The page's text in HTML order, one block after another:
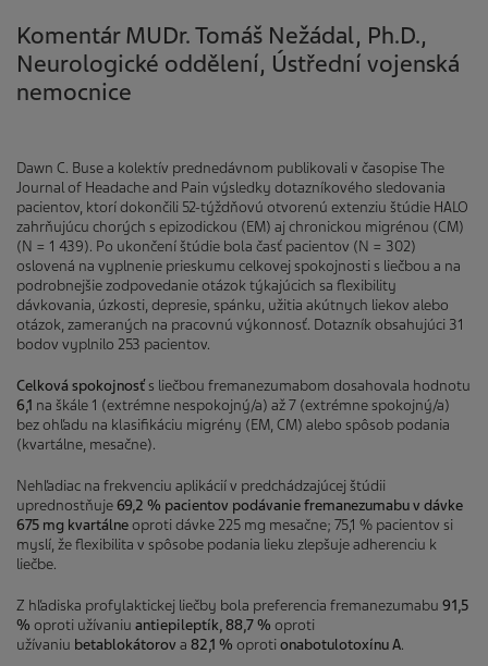
Komentár MUDr. Tomáš Nežádal, Ph.D.,
Neurologické oddělení, Ústřední vojenská
nemocnice
Dawn C. Buse a kolektív prednedávnom publikovali v časopise The
Journal of Headache and Pain výsledky dotazníkového sledovania
pacientov, ktorí dokončili 52-týždňovú otvorenú extenziu štúdie HALO
zahrňujúcu chorých s epizodickou (EM) aj chronickou migrénou (CM)
(N = 1 439). Po ukončení štúdie bola časť pacientov (N = 302)
oslovená na vyplnenie prieskumu celkovej spokojnosti s liečbou a na
podrobnejšie zodpovedanie otázok týkajúcich sa flexibility
dávkovania, úzkosti, depresie, spánku, užitia akútnych liekov alebo
otázok, zameraných na pracovnú výkonnosť. Dotazník obsahujúci 31
bodov vyplnilo 253 pacientov.
Celková spokojnosťs liečbou fremanezumabom dosahovala hodnotu
6,1 na škále 1 (extrémne nespokojný/a) až 7 (extrémne spokojný/a)
bez ohľadu na klasifikáciu migrény (EM, CM) alebo spôsob podania
(kvartálne, mesačne).
Nehľadiac na frekvenciu aplikácií v predchádzajúcej štúdii
uprednostňuje69,2 % pacientov podávanie fremanezumabu v dávke
675 mg kvartálneoproti dávke 225 mg mesačne; 75,1 % pacientov si
myslí, že flexibilita v spôsobe podania lieku zlepšuje adherenciu k
liečbe.
Z hľadiska profylaktickej liečby bola preferencia fremanezumabu 91,5
% oproti užívaniu antiepileptík, 88,7 % oproti
užívaniu betablokátorov a 82,1 % oprotionabotulotoxínu A.